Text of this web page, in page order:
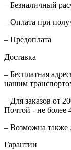
– Безналичный
– Оплата при
– Предоплата
Доставка
– Бесплатная
нашим
– Для заказов от
Почтой - не более
– Возможна также
Гарантии